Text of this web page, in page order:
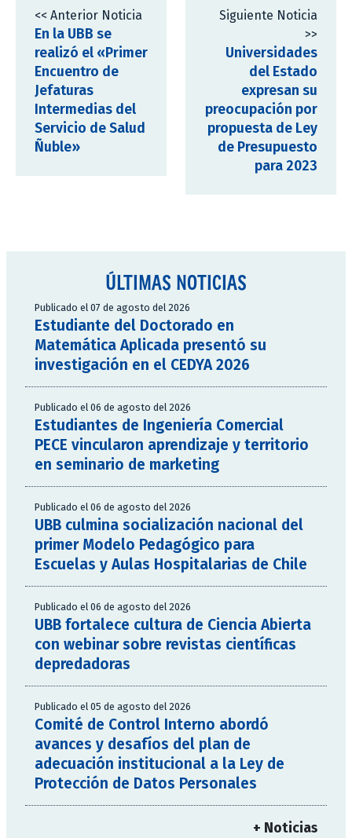
<< Anterior Noticia
En la UBB se
realizó el «Primer
Encuentro de
Jefaturas
Intermedias del
Servicio de Salud
Ñuble»
Siguiente Noticia
>>
Universidades
del Estado
expresan su
preocupación por
propuesta de Ley
de Presupuesto
para 2023
ÚLTIMAS NOTICIAS
Publicado el 07 de agosto del 2026
Estudiante del Doctorado en
Matemática Aplicada presentó su
investigación en el CEDYA 2026
Publicado el 06 de agosto del 2026
Estudiantes de Ingeniería Comercial
PECE vincularon aprendizaje y territorio
en seminario de marketing
Publicado el 06 de agosto del 2026
UBB culmina socialización nacional del
primer Modelo Pedagógico para
Escuelas y Aulas Hospitalarias de Chile
Publicado el 06 de agosto del 2026
UBB fortalece cultura de Ciencia Abierta
con webinar sobre revistas científicas
depredadoras
Publicado el 05 de agosto del 2026
Comité de Control Interno abordó
avances y desafíos del plan de
adecuación institucional a la Ley de
Protección de Datos Personales
+ Noticias